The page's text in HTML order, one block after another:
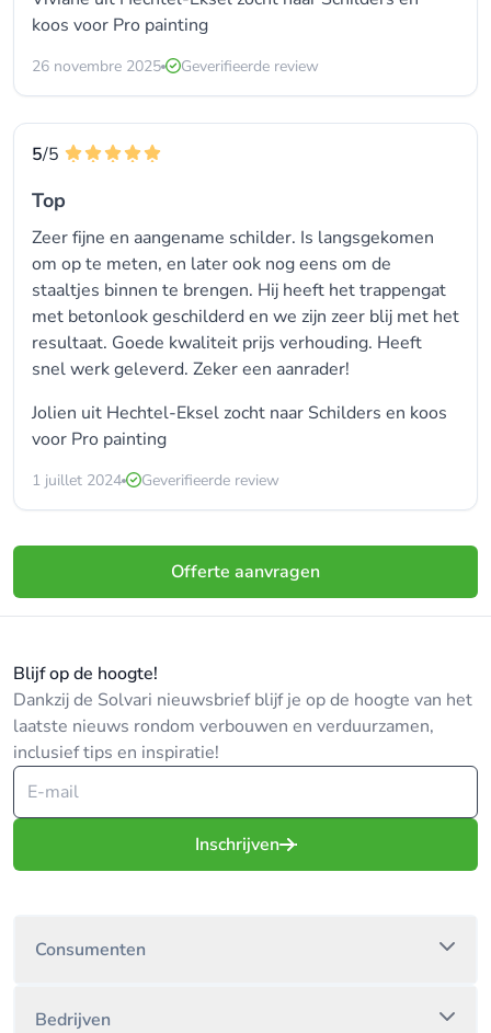
koos voor Pro painting
26 novembre 2025 Geverifieerde review
5/5
Top
Zeer fijne en aangename schilder. Is langsgekomen
om op te meten, en later ook nog eens om de
staaltjes binnen te brengen. Hij heeft het trappengat
met betonlook geschilderd en we zijn zeer blij met het
resultaat. Goede kwaliteit prijs verhouding. Heeft
snel werk geleverd. Zeker een aanrader!
Jolien uit Hechtel-Eksel zocht naar Schilders en koos
voor Pro painting
1 juillet 2024 Geverifieerde review
Offerte aanvragen
Blijf op de hoogte!
Dankzij de Solvari nieuwsbrief blijf je op de hoogte van het
laatste nieuws rondom verbouwen en verduurzamen,
inclusief tips en inspiratie!
Inschrijven
Consumenten
Bedrijven